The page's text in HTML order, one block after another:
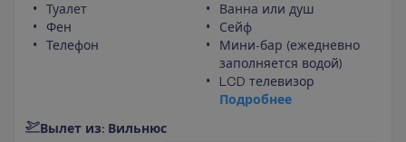
Туалет
Фен
Телефон
Ванна или душ
Сейф
Мини-бар (ежедневно
заполняется водой)
LCD телевизор
Подробнее
Вылет из: Вильнюс